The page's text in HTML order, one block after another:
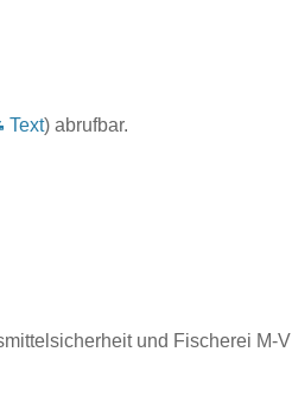
Text) abrufbar.
und Fischerei M-V